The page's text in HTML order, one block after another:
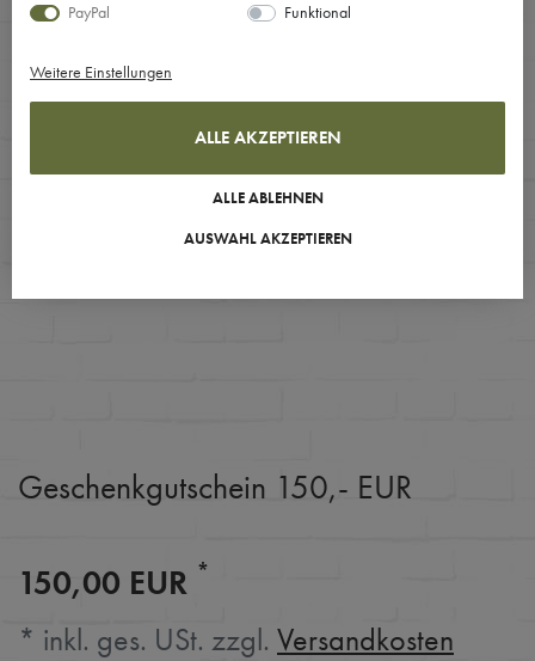
Geschenkgutschein 150,- EUR
150,00 EUR *
* inkl. ges. USt. zzgl. Versandkosten
PayPal
Funktional
Weitere Einstellungen
ALLE AKZEPTIEREN
ALLE ABLEHNEN
AUSWAHL AKZEPTIEREN